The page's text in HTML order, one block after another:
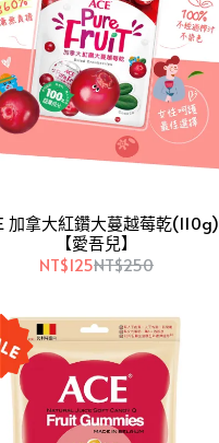
加拿大紅鑽大蔓越莓乾(110g)
【愛吾兒】
NT$125NT$250